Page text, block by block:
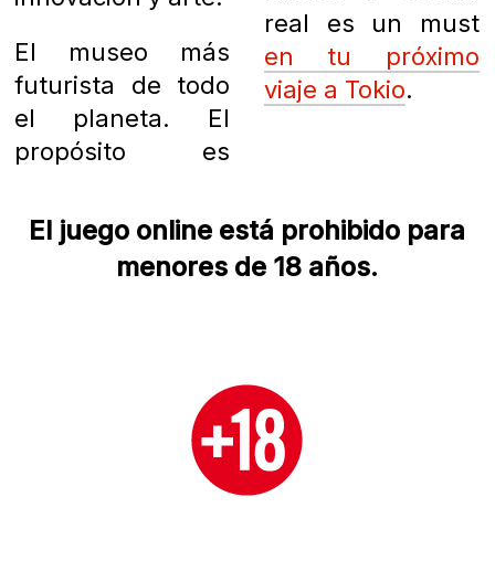
El museo más
futurista de todo
el planeta. El
propósito es
real es un must
en tu próximo
viaje a Tokio.
El juego online está prohibido para
menores de 18 años.